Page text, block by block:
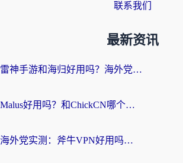
联系我们
最新资讯
雷神手游和海归好用吗？海外党亲测3款热门回国加速器+番茄加速器深度体验
Malus好用吗？和ChickCN哪个好？海外党亲测：选对回国加速器，追剧游戏不卡顿
海外党实测：斧牛VPN好用吗？和快喵VPN对比哪个回国效果更好？附3款热门加速器深度分析